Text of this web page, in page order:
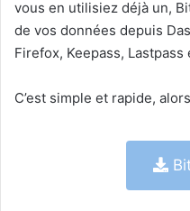
vous en utilisiez déjà un,
de vos données depuis
Firefox, Keepass, Lastpass
C’est simple et rapide,